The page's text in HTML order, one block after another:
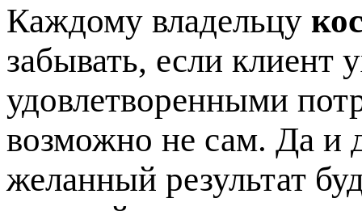
Каждому владельцу
забывать, если клиент
удовлетворенными
возможно не сам. Да и
желанный результат